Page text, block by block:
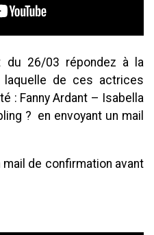
du 26/03 répondez à la
de ces actrices
: Fanny Ardant – Isabella
? en envoyant un mail
de confirmation avant